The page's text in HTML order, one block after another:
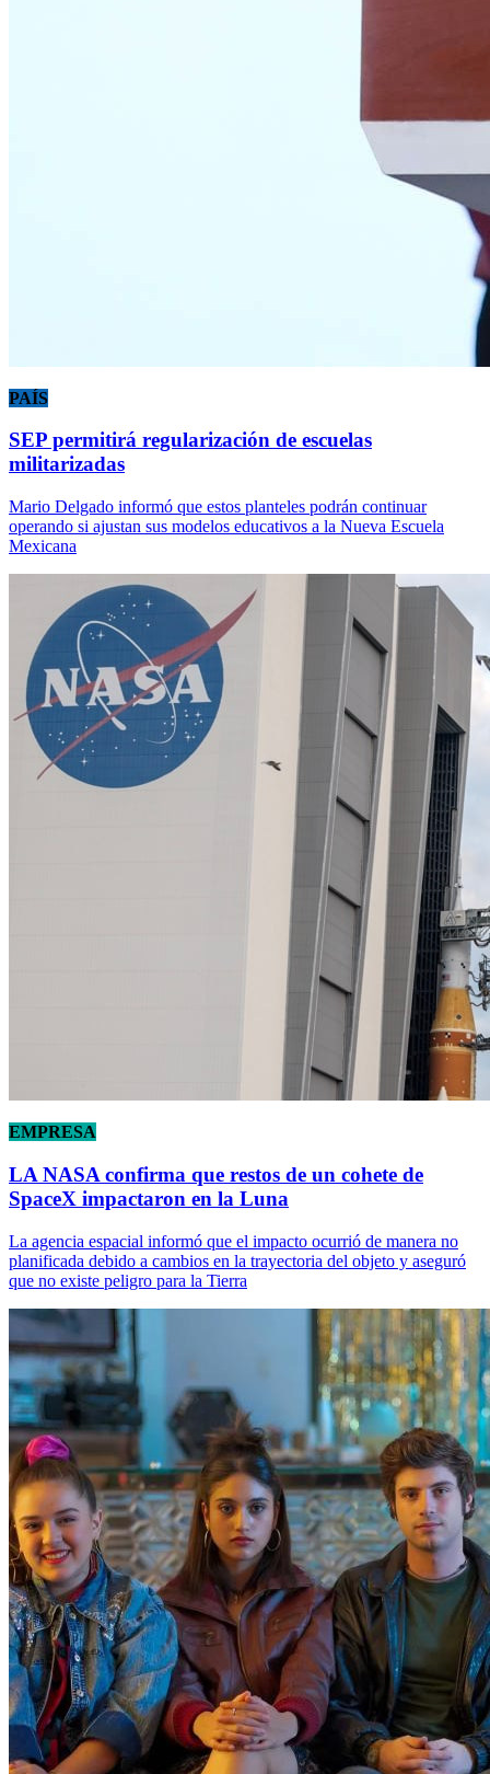
PAÍS
SEP permitirá regularización de escuelas
militarizadas
Mario Delgado informó que estos planteles podrán continuar
operando si ajustan sus modelos educativos a la Nueva Escuela
Mexicana
EMPRESA
LA NASA confirma que restos de un cohete de
SpaceX impactaron en la Luna
La agencia espacial informó que el impacto ocurrió de manera no
planificada debido a cambios en la trayectoria del objeto y aseguró
que no existe peligro para la Tierra